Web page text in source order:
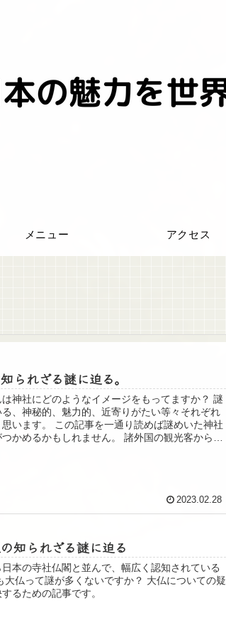
メニュー アクセス
られざる謎に迫る。
神社にどのようなイメージをもってますか？ 謎
、神秘的、魅力的、近寄りがたい等々それぞれ
思います。 この記事を一通り読めば謎めいた神社
かめるかもしれません。 諸外国の観光客からも
2023.02.28
知られざる謎に迫る
本の寺社仏閣と並んで、幅広く認知されている
大仏って謎が多くないですか？ 大仏についての疑
るための記事です。